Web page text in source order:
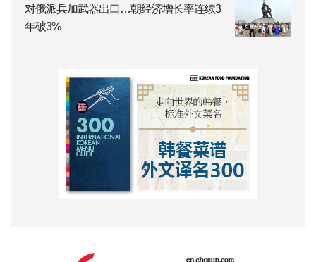
对俄派兵加武器出口…朝经济增长率连续3
年破3%